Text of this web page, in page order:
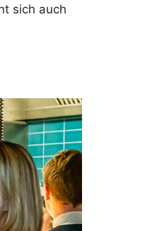
sich auch